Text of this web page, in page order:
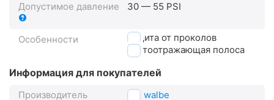
Допустимое давление
30 — 55 PSI
Особенности
защита от проколов
светоотражающая полоса
Информация для покупателей
Производитель Schwalbe